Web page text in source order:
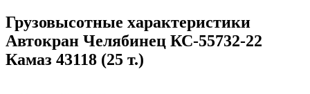
Грузовысотные характеристики
Автокран Челябинец КС-55732-22
Камаз 43118 (25 т.)